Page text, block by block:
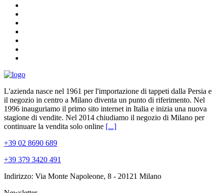
L'azienda nasce nel 1961 per l'importazione di tappeti dalla Persia e
il negozio in centro a Milano diventa un punto di riferimento. Nel
1996 inauguriamo il primo sito internet in Italia e inizia una nuova
stagione di vendite. Nel 2014 chiudiamo il negozio di Milano per
continuare la vendita solo online [...]
+39 02 8690 689
+39 379 3420 491
Indirizzo: Via Monte Napoleone, 8 - 20121 Milano